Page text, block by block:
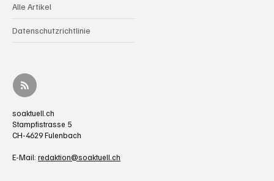
Alle Artikel
Datenschutzrichtlinie
soaktuell.ch
Stampfistrasse 5
CH-4629 Fulenbach
E-Mail: redaktion@soaktuell.ch